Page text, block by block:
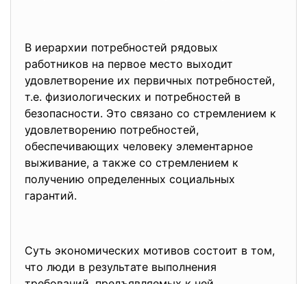
В иерархии потребностей рядовых
работников на первое место выходит
удовлетворение их первичных потребностей,
т.е. физиологических и потребностей в
безопасности. Это связано со стремлением к
удовлетворению потребностей,
обеспечивающих человеку элементарное
выживание, а также со стремлением к
получению определенных социальных
гарантий.
Суть экономических мотивов состоит в том,
что люди в результате выполнения